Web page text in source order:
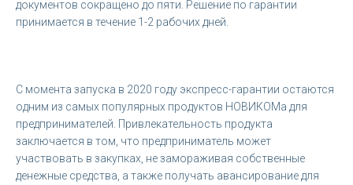
документов сокращено до пяти. Решение по гарантии
принимается в течение 1-2 рабочих дней.
С момента запуска в 2020 году экспресс-гарантии остаются
одним из самых популярных продуктов НОВИКОМа для
предпринимателей. Привлекательность продукта
заключается в том, что предприниматель может
участвовать в закупках, не замораживая собственные
денежные средства, а также получать авансирование для